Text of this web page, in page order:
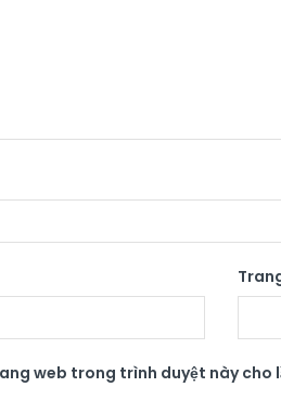
web trong trình duyệt này cho